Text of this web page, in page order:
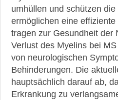
umhüllen und schützen
ermöglichen eine
tragen zur Gesundheit der
Verlust des Myelins bei
von neurologischen
Behinderungen. Die
hauptsächlich darauf ab,
Erkrankung zu